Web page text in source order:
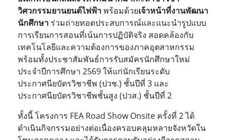
วิศวกรรมยานยนต์ไฟฟ้าพร้อมด้วยเจ้าหน้าที่งานพัฒนา
นักศึกษา ร่วมถ่ายทอดประสบการณ์และแนะนำรูปแบบ
การเรียนการสอนที่เน้นการปฏิบัติจริง สอดคล้องกับ
เทคโนโลยีและความต้องการของภาคอุตสาหกรรม
พร้อมทั้งประชาสัมพันธ์การรับสมัครนักศึกษาใหม่
ประจำปีการศึกษา 2569 ให้แก่นักเรียนระดับ
ประกาศนียบัตรวิชาชีพ (ปวช.) ชั้นปีที่ 3 และ
ประกาศนียบัตรวิชาชีพชั้นสูง (ปวส.) ชั้นปีที่ 2
ทั้งนี้ โครงการ FEA Road Show Onsite ครั้งที่ 2 ได้
ดำเนินกิจกรรมอย่างต่อเนื่องครอบคลุมหลายจังหวัดใน